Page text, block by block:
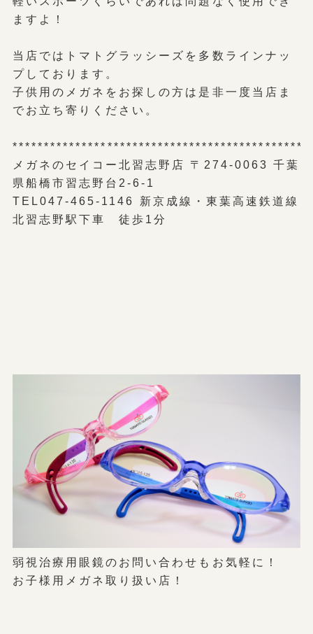
ますよ！
当店ではトマトグラッシーズを多数ラインナッ
プしております。
子供用のメガネをお探しの方は是非一度当店ま
でお立ち寄りください。
メガネのセイコー北習志野店 〒274-0063 千葉
県船橋市習志野台2-6-1
TEL047-465-1146 新京成線・東葉高速鉄道線
北習志野駅下車 徒歩1分
弱視治療用眼鏡のお問い合わせもお気軽に！
お子様用メガネ取り扱い店！